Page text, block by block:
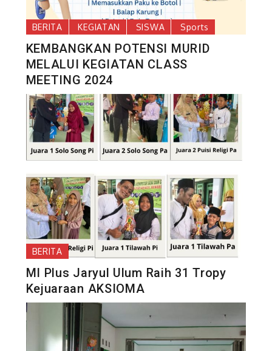
BERITA KEGIATAN SISWA Sports
KEMBANGKAN POTENSI MURID
MELALUI KEGIATAN CLASS
MEETING 2024
BERITA
MI Plus Jaryul Ulum Raih 31 Tropy
Kejuaraan AKSIOMA